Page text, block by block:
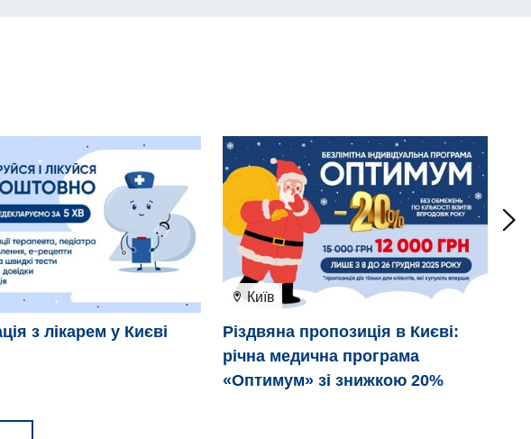
з лікарем у Києві
Київ
Різдвяна пропозиція в Києві:
річна медична програма
«Оптимум» зі знижкою 20%